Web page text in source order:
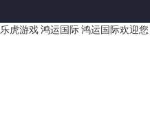
乐虎游戏鸿运国际鸿运国际欢迎您